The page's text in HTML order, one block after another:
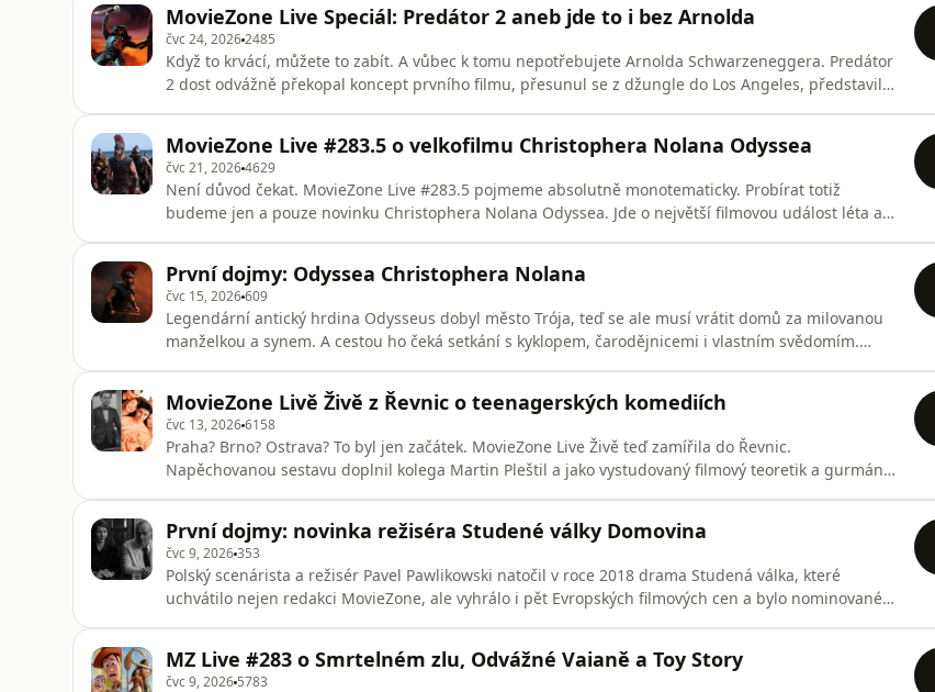
dotazy. MovieZone Live Živě v Pr
MovieZone Live Speciál: Predátor 2 aneb jde to i bez Arnolda
čvc 24, 20262485
Když to krvácí, můžete to zabít. A vůbec k tomu nepotřebujete Arnolda Schwarzeneggera. Predátor
2 dost odvážně překopal koncept prvního filmu, přesunul se z džungle do Los Angeles, představil
pořádně krvavé víno. Mov
MovieZone Live #283.5 o velkofilmu Christophera Nolana Odyssea
čvc 21, 20264629
Není důvod čekat. MovieZone Live #283.5 pojmeme absolutně monotematicky. Probírat totiž
budeme jen a pouze novinku Christophera Nolana Odyssea. Jde o největší filmovou událost léta a
dotazy. A nebojte, tradič
První dojmy: Odyssea Christophera Nolana
čvc 15, 2026609
Legendární antický hrdina Odysseus dobyl město Trója, teď se ale musí vrátit domů za milovanou
manželkou a synem. A cestou ho čeká setkání s kyklopem, čarodějnicemi i vlastním svědomím.
Christopher Nolan, režisér Oppenheimera, trilogie Temný rytíř nebo sci-fi Intersteller a Počátek.
Naše očekávání tedy
MovieZone Livě Živě z Řevnic o teenagerských komediích
čvc 13, 20266158
Praha? Brno? Ostrava? To byl jen začátek. MovieZone Live Živě teď zamířila do Řevnic.
Napěchovanou sestavu doplnil kolega Martin Pleštil a jako vystudovaný filmový teoretik a gurmán
nejen těch zahraničních
První dojmy: novinka režiséra Studené války Domovina
čvc 9, 2026353
Polský scenárista a režisér Pavel Pawlikowski natočil v roce 2018 drama Studená válka, které
uchvátilo nejen redakci MovieZone, ale vyhrálo i pět Evropských filmových cen a bylo nominované
poválečného Německa líbilo
MZ Live #283 o Smrtelném zlu, Odvážné Vaianě a Toy Story
čvc 9, 2026 5783